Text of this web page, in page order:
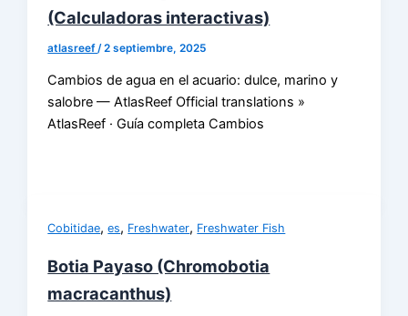
(Calculadoras interactivas)
atlasreef /2 septiembre, 2025
Cambios de agua en el acuario: dulce, marino y
salobre — AtlasReef Official translations »
AtlasReef · Guía completa Cambios
Cobitidae,es, Freshwater, Freshwater Fish
Botia Payaso (Chromobotia
macracanthus)